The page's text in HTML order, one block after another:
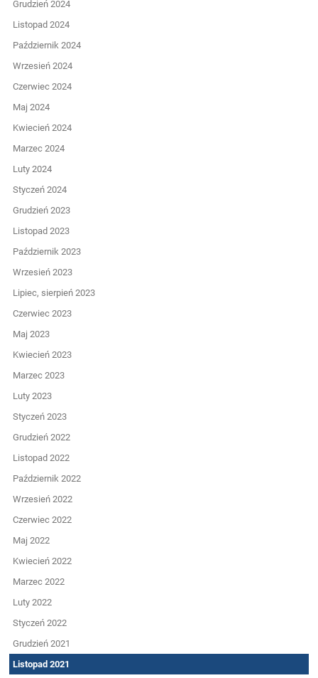
Grudzień 2024
Listopad 2024
Październik 2024
Wrzesień 2024
Czerwiec 2024
Maj 2024
Kwiecień 2024
Marzec 2024
Luty 2024
Styczeń 2024
Grudzień 2023
Listopad 2023
Październik 2023
Wrzesień 2023
Lipiec, sierpień 2023
Czerwiec 2023
Maj 2023
Kwiecień 2023
Marzec 2023
Luty 2023
Styczeń 2023
Grudzień 2022
Listopad 2022
Październik 2022
Wrzesień 2022
Czerwiec 2022
Maj 2022
Kwiecień 2022
Marzec 2022
Luty 2022
Styczeń 2022
Grudzień 2021
Listopad 2021